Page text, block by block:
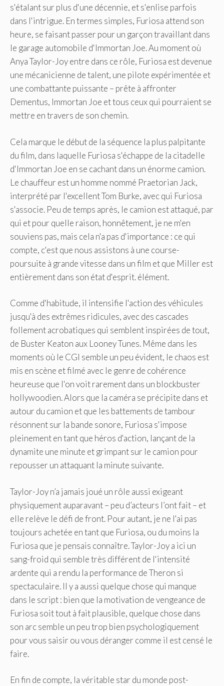
s'étalant sur plus d'une décennie, et s'enlise parfois
dans l'intrigue. En termes simples, Furiosa attend son
heure, se faisant passer pour un garçon travaillant dans
le garage automobile d'Immortan Joe. Au moment où
Anya Taylor-Joy entre dans ce rôle, Furiosa est devenue
une mécanicienne de talent, une pilote expérimentée et
une combattante puissante – prête à affronter
Dementus, Immortan Joe et tous ceux qui pourraient se
mettre en travers de son chemin.
Cela marque le début de la séquence la plus palpitante
du film, dans laquelle Furiosa s'échappe de la citadelle
d'Immortan Joe en se cachant dans un énorme camion.
Le chauffeur est un homme nommé Praetorian Jack,
interprété par l'excellent Tom Burke, avec qui Furiosa
s'associe. Peu de temps après, le camion est attaqué, par
qui et pour quelle raison, honnêtement, je ne m'en
souviens pas, mais cela n'a pas d'importance : ce qui
compte, c'est que nous assistons à une course-
poursuite à grande vitesse dans un film et que Miller est
entièrement dans son état d'esprit. élément.
Comme d'habitude, il intensifie l'action des véhicules
jusqu'à des extrêmes ridicules, avec des cascades
follement acrobatiques qui semblent inspirées de tout,
de Buster Keaton aux Looney Tunes. Même dans les
moments où le CGI semble un peu évident, le chaos est
mis en scène et filmé avec le genre de cohérence
heureuse que l'on voit rarement dans un blockbuster
hollywoodien. Alors que la caméra se précipite dans et
autour du camion et que les battements de tambour
résonnent sur la bande sonore, Furiosa s'impose
pleinement en tant que héros d'action, lançant de la
dynamite une minute et grimpant sur le camion pour
repousser un attaquant la minute suivante.
Taylor-Joy n’a jamais joué un rôle aussi exigeant
physiquement auparavant – peu d’acteurs l’ont fait – et
elle relève le défi de front. Pour autant, je ne l'ai pas
toujours achetée en tant que Furiosa, ou du moins la
Furiosa que je pensais connaître. Taylor-Joy a ici un
sang-froid qui semble très différent de l'intensité
ardente qui a rendu la performance de Theron si
spectaculaire. Il y a aussi quelque chose qui manque
dans le script : bien que la motivation de vengeance de
Furiosa soit tout à fait plausible, quelque chose dans
son arc semble un peu trop bien psychologiquement
pour vous saisir ou vous déranger comme il est censé le
faire.
En fin de compte, la véritable star du monde post-